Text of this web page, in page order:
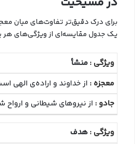
برای درک دقیق‌تر تفاوت‌های میان
یک جدول مقایسه‌ای از ویژگی‌های
منشأ
از خداوند و اراده‌ی الهی
از نیروهای شیطانی و
هدف